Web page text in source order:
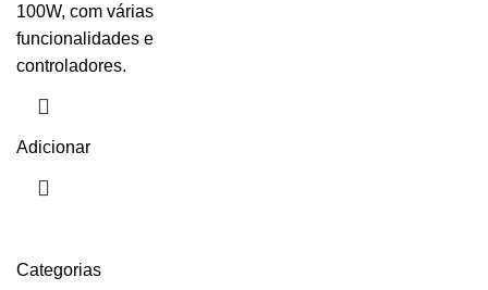
Categorias
100W, com várias
funcionalidades e
controladores.
Adicionar